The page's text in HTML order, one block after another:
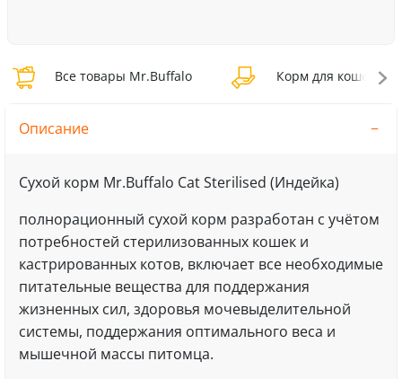
Все товары Mr.Buffalo Корм для кошек
Описание
Сухой корм Mr.Buffalo Cat Sterilised (Индейка)
полнорационный сухой корм разработан с учётом
потребностей стерилизованных кошек и
кастрированных котов, включает все необходимые
питательные вещества для поддержания
жизненных сил, здоровья мочевыделительной
системы, поддержания оптимального веса и
мышечной массы питомца.